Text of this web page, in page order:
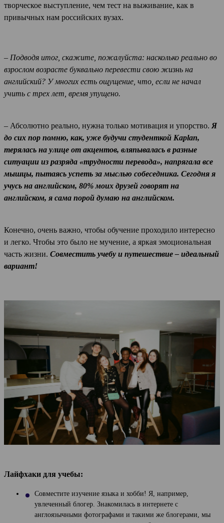
творческое выступление, чем тест на выживание, как в
привычных нам российских вузах.
– Подводя итог, скажите, пожалуйста: насколько реально во
взрослом возрасте буквально перевести свою жизнь на
английский? У многих есть ощущение, что, если не начал
учить с трех лет, время упущено.
– Абсолютно реально, нужна только мотивация и упорство. Я
до сих пор помню, как, уже будучи студенткой Kaplan,
терялась на улице от акцентов, вляпывалась в разные
ситуации из разряда «трудности перевода», напрягала все
мышцы, пытаясь успеть за мыслью собеседника. Сегодня я
учусь на английском, 80% моих друзей говорят на
английском, я сама порой думаю на английском.
Конечно, очень важно, чтобы обучение проходило интересно
и легко. Чтобы это было не мучение, а яркая эмоциональная
часть жизни. Совместить учебу и путешествие – идеальный
вариант!
Лайфхаки для учебы:
Совместите изучение языка и хобби! Я, например,
увлеченный блогер. Знакомилась в интернете с
англоязычными фотографами и такими же блогерами, мы